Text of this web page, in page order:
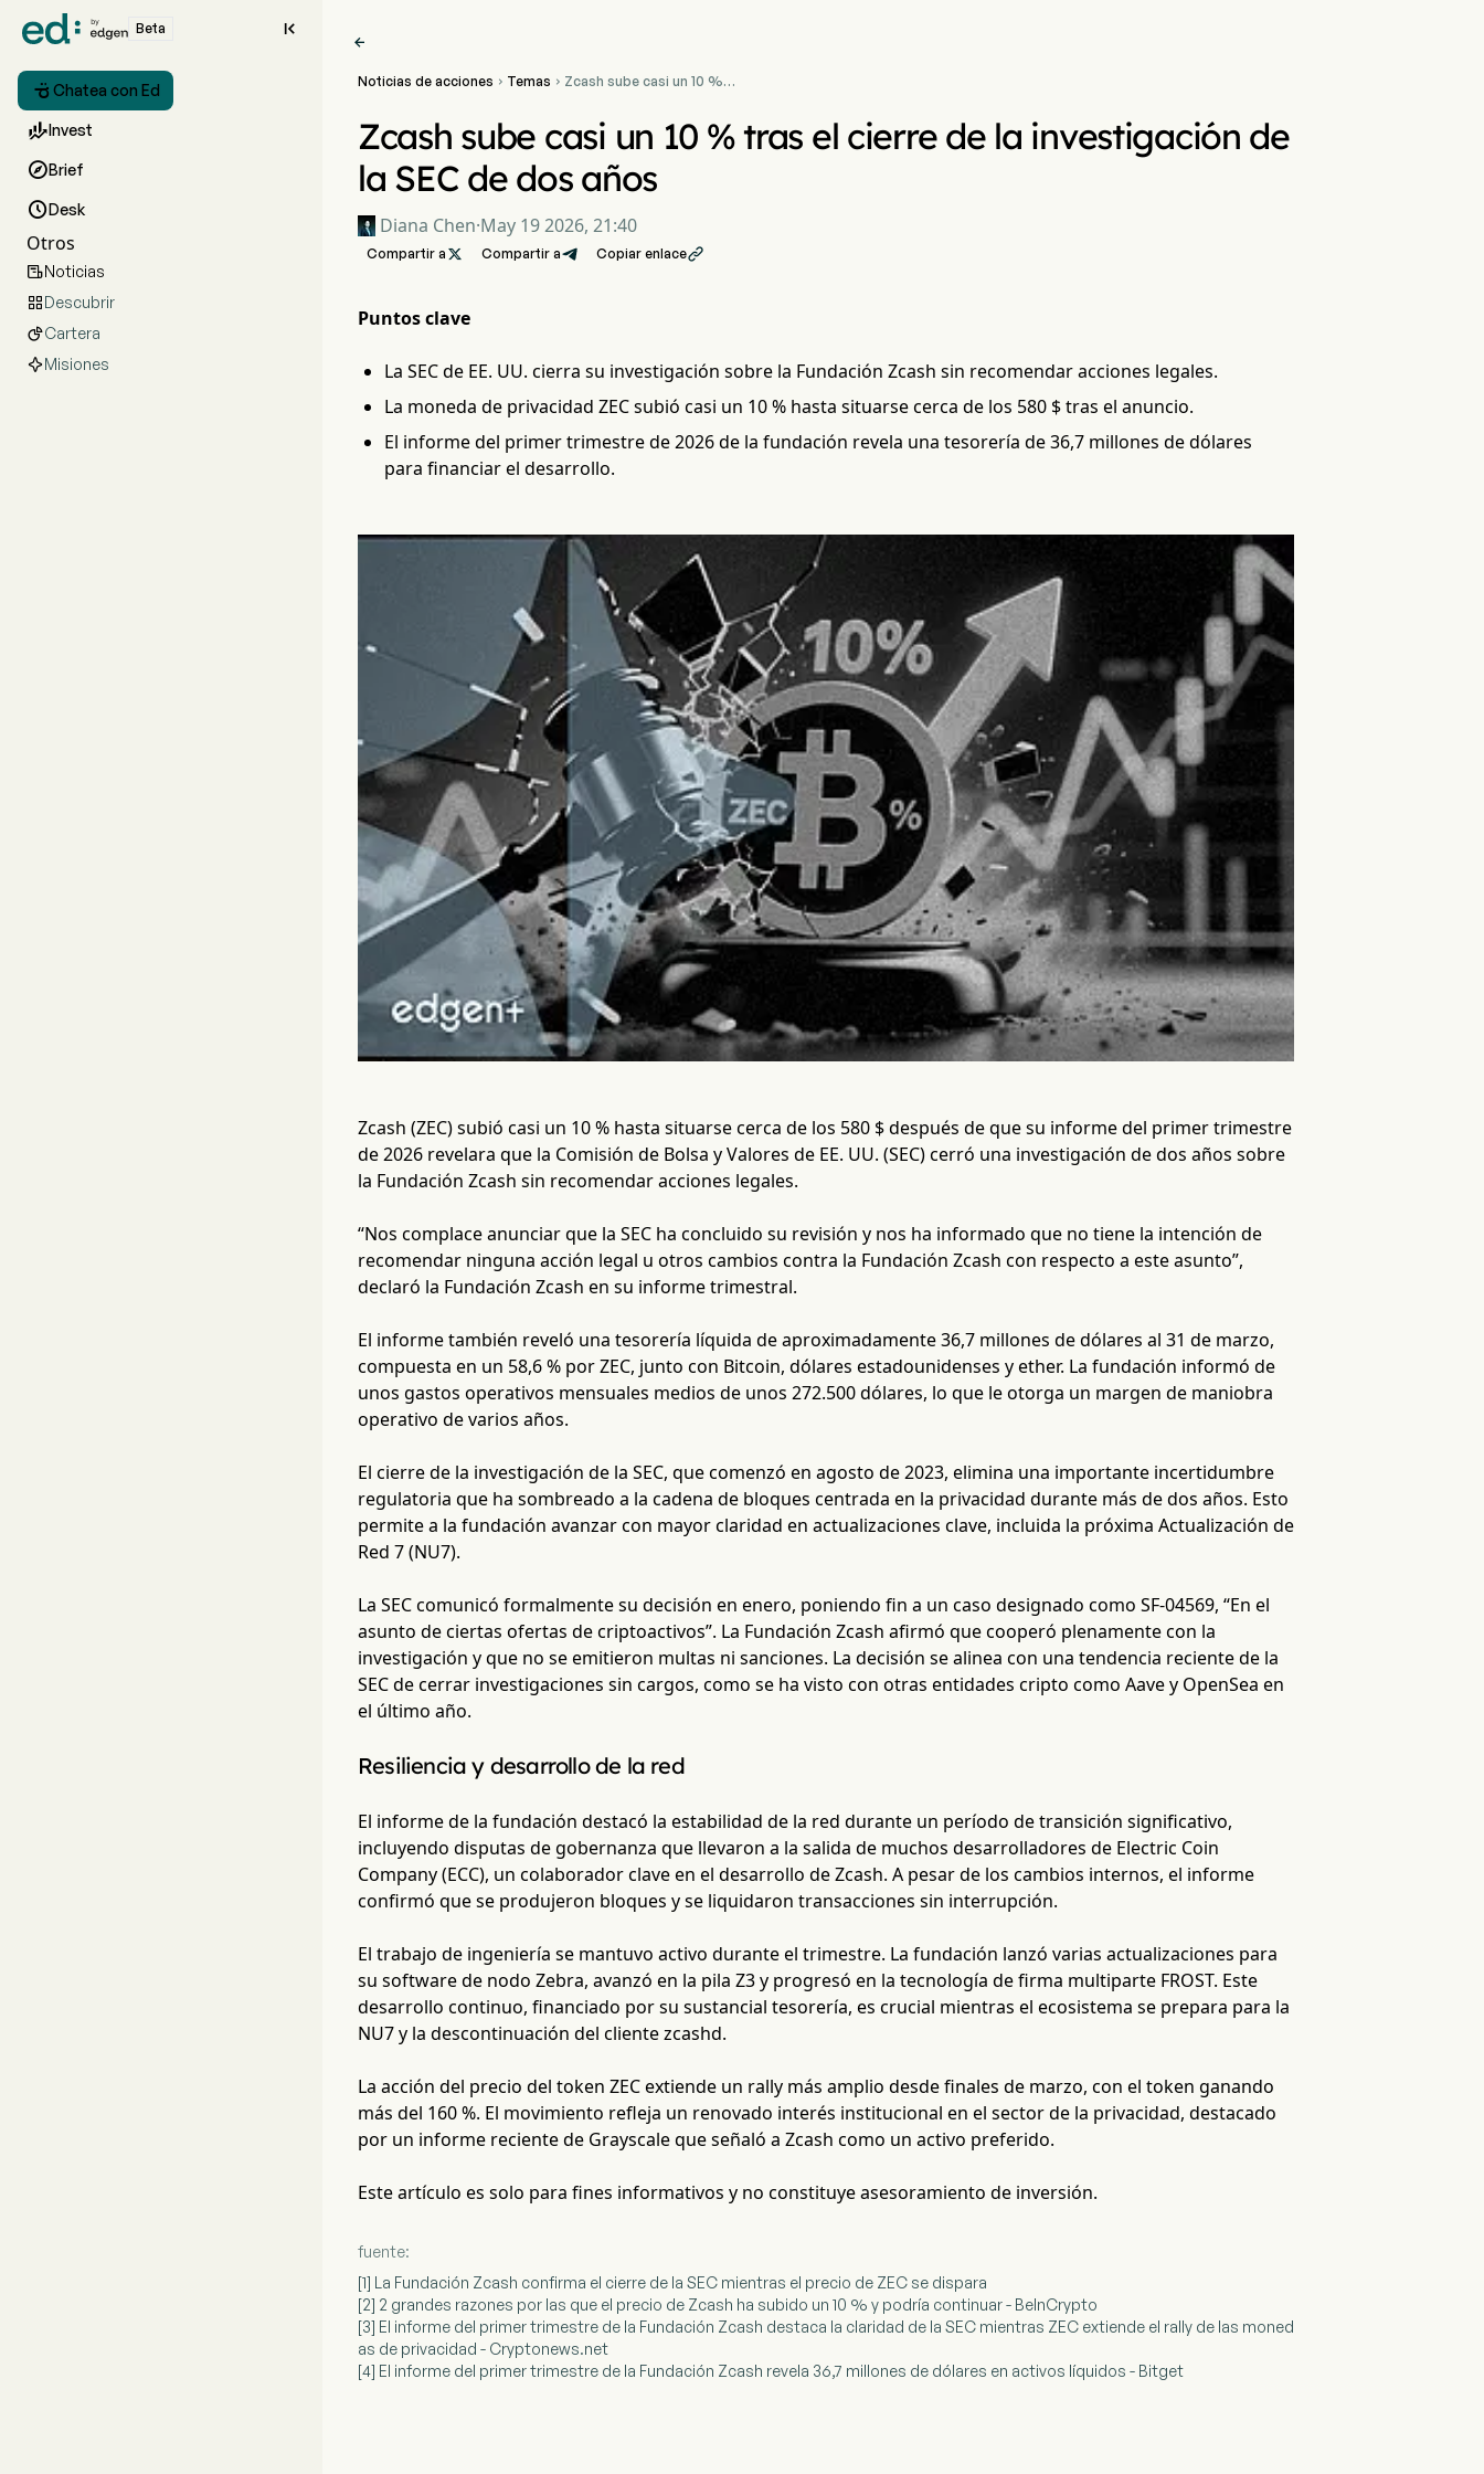
Beta 
 Chatea con Ed
Invest
Brief
Desk
Otros
Noticias
Descubrir
Cartera
Misiones

Noticias de acciones  Temas  Zcash sube casi un 10 %
dos años
Zcash sube casi un 10 % tras el cierre de la investigación de
la SEC de dos años
Diana Chen·May 19 2026, 21:40
Compartir a  Compartir a Copiar enlace
Puntos clave
La SEC de EE. UU. cierra su investigación sobre la Fundación Zcash sin recomendar acciones legales.
La moneda de privacidad ZEC subió casi un 10 % hasta situarse cerca de los 580 $ tras el anuncio.
El informe del primer trimestre de 2026 de la fundación revela una tesorería de 36,7 millones de dólares
para financiar el desarrollo.
Zcash (ZEC) subió casi un 10 % hasta situarse cerca de los 580 $ después de que su informe del primer trimestre
de 2026 revelara que la Comisión de Bolsa y Valores de EE. UU. (SEC) cerró una investigación de dos años sobre
la Fundación Zcash sin recomendar acciones legales.
“Nos complace anunciar que la SEC ha concluido su revisión y nos ha informado que no tiene la intención de
recomendar ninguna acción legal u otros cambios contra la Fundación Zcash con respecto a este asunto”,
declaró la Fundación Zcash en su informe trimestral.
El informe también reveló una tesorería líquida de aproximadamente 36,7 millones de dólares al 31 de marzo,
compuesta en un 58,6 % por ZEC, junto con Bitcoin, dólares estadounidenses y ether. La fundación informó de
unos gastos operativos mensuales medios de unos 272.500 dólares, lo que le otorga un margen de maniobra
operativo de varios años.
El cierre de la investigación de la SEC, que comenzó en agosto de 2023, elimina una importante incertidumbre
regulatoria que ha sombreado a la cadena de bloques centrada en la privacidad durante más de dos años. Esto
permite a la fundación avanzar con mayor claridad en actualizaciones clave, incluida la próxima Actualización de
Red 7 (NU7).
La SEC comunicó formalmente su decisión en enero, poniendo fin a un caso designado como SF-04569, “En el
asunto de ciertas ofertas de criptoactivos”. La Fundación Zcash afirmó que cooperó plenamente con la
investigación y que no se emitieron multas ni sanciones. La decisión se alinea con una tendencia reciente de la
SEC de cerrar investigaciones sin cargos, como se ha visto con otras entidades cripto como Aave y OpenSea en
el último año.
Resiliencia y desarrollo de la red
El informe de la fundación destacó la estabilidad de la red durante un período de transición significativo,
incluyendo disputas de gobernanza que llevaron a la salida de muchos desarrolladores de Electric Coin
Company (ECC), un colaborador clave en el desarrollo de Zcash. A pesar de los cambios internos, el informe
confirmó que se produjeron bloques y se liquidaron transacciones sin interrupción.
El trabajo de ingeniería se mantuvo activo durante el trimestre. La fundación lanzó varias actualizaciones para
su software de nodo Zebra, avanzó en la pila Z3 y progresó en la tecnología de firma multiparte FROST. Este
desarrollo continuo, financiado por su sustancial tesorería, es crucial mientras el ecosistema se prepara para la
NU7 y la descontinuación del cliente zcashd.
La acción del precio del token ZEC extiende un rally más amplio desde finales de marzo, con el token ganando
más del 160 %. El movimiento refleja un renovado interés institucional en el sector de la privacidad, destacado
por un informe reciente de Grayscale que señaló a Zcash como un activo preferido.
Este artículo es solo para fines informativos y no constituye asesoramiento de inversión.
fuente:
[1] La Fundación Zcash confirma el cierre de la SEC mientras el precio de ZEC se dispara
[2] 2 grandes razones por las que el precio de Zcash ha subido un 10 % y podría continuar - BeInCrypto
[3] El informe del primer trimestre de la Fundación Zcash destaca la claridad de la SEC mientras ZEC extiende el rally de las moned
as de privacidad - Cryptonews.net
[4] El informe del primer trimestre de la Fundación Zcash revela 36,7 millones de dólares en activos líquidos - Bitget